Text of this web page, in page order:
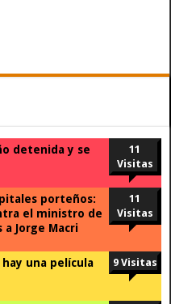
detenida y se
11
Visitas
porteños:
el ministro de
Jorge Macri
11
Visitas
una película
9 Visitas